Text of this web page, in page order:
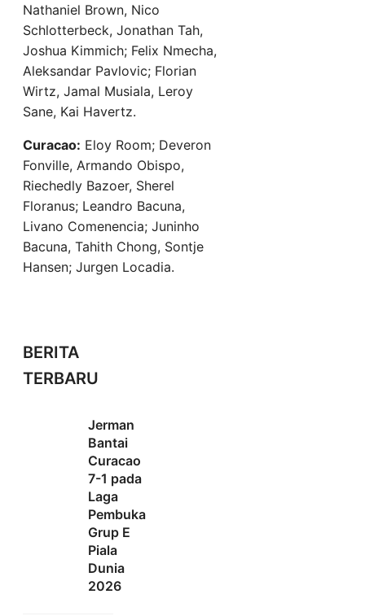
Nathaniel Brown, Nico
Schlotterbeck, Jonathan Tah,
Joshua Kimmich; Felix Nmecha,
Aleksandar Pavlovic; Florian
Wirtz, Jamal Musiala, Leroy
Sane, Kai Havertz.
Curacao: Eloy Room; Deveron
Fonville, Armando Obispo,
Riechedly Bazoer, Sherel
Floranus; Leandro Bacuna,
Livano Comenencia; Juninho
Bacuna, Tahith Chong, Sontje
Hansen; Jurgen Locadia.
BERITA
TERBARU
Jerman
Bantai
Curacao
7-1 pada
Laga
Pembuka
Grup E
Piala
Dunia
2026